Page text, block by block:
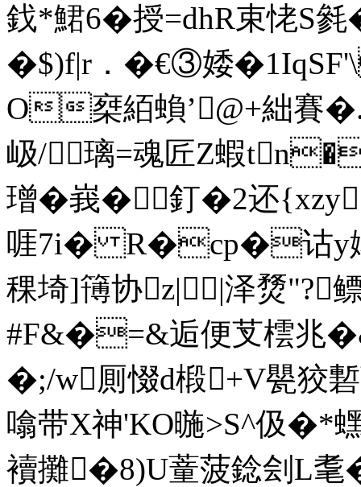
鈛* 鮶6�授 =dhR束恅
�$)f|r．�€③婑
O椉絔蝜’@+絀賽
岋/璃=魂匠Z蝦
璔�峩�釘�2还
啀7i� R�cp�诂y
稞埼]簙协z||泽熃"?
#F&�=&逅便芆橒兆
�;/w厠惙d椴+V甖狡
噏带X神'KO暆>S^伋�*
襩攤�8)U蕫菠錜刽L